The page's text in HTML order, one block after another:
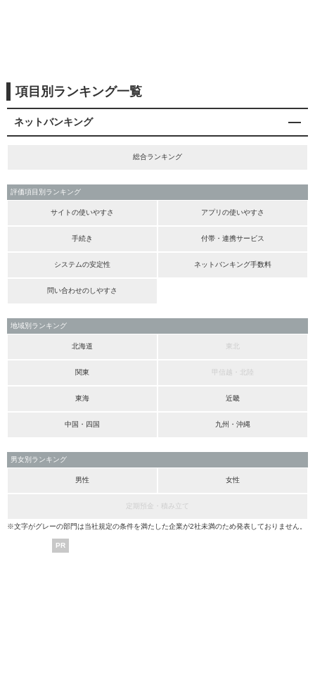
項目別ランキング一覧
ネットバンキング
総合ランキング
評価項目別ランキング
サイトの使いやすさ アプリの使いやすさ
手続き 付帯・連携サービス
システムの安定性 ネットバンキング手数料
問い合わせのしやすさ
地域別ランキング
北海道 東北
関東 甲信越・北陸
東海 近畿
中国・四国 九州・沖縄
男女別ランキング
男性 女性
定期預金・積み立て
※文字がグレーの部門は当社規定の条件を満たした企業が2社未満のため発表しておりません。
PR